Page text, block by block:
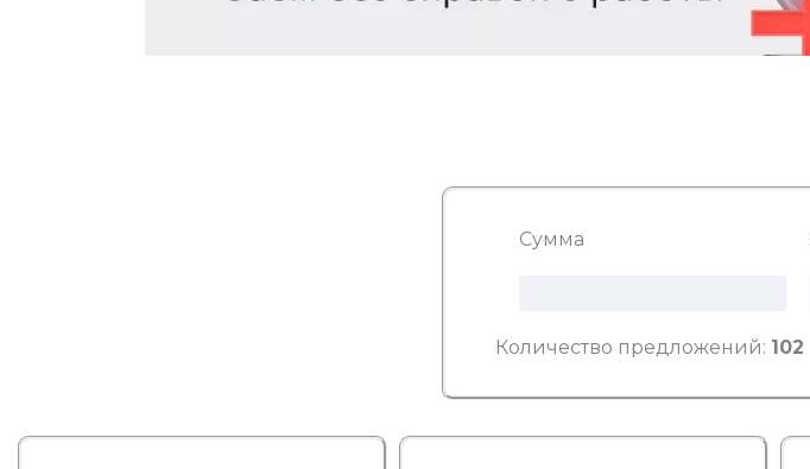
Сумма
Количество предложений: 102